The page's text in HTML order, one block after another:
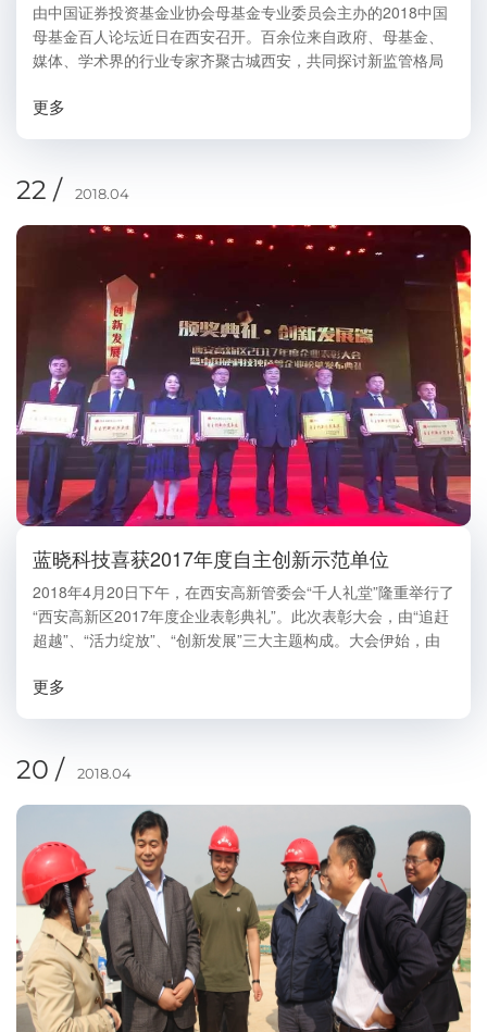
由中国证券投资基金业协会母基金专业委员会主办的2018中国
母基金百人论坛近日在西安召开。百余位来自政府、母基金、
媒体、学术界的行业专家齐聚古城西安，共同探讨新监管格局
市金融办、高新区金融办安排组织百人...
更多
22 / 2018.04
蓝晓科技喜获2017年度自主创新示范单位
2018年4月20日下午，在西安高新管委会“千人礼堂”隆重举行了
“西安高新区2017年度企业表彰典礼”。此次表彰大会，由“追赶
超越”、“活力绽放”、“创新发展”三大主题构成。大会伊始，由
区内企业2017年的卓越发展成就，也...
更多
20 / 2018.04